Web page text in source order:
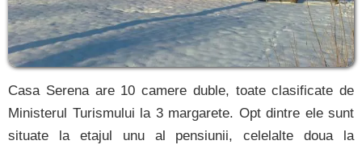
Casa Serena are 10 camere duble, toate clasificate de
Ministerul Turismului la 3 margarete. Opt dintre ele sunt
situate la etajul unu al pensiunii, celelalte doua la